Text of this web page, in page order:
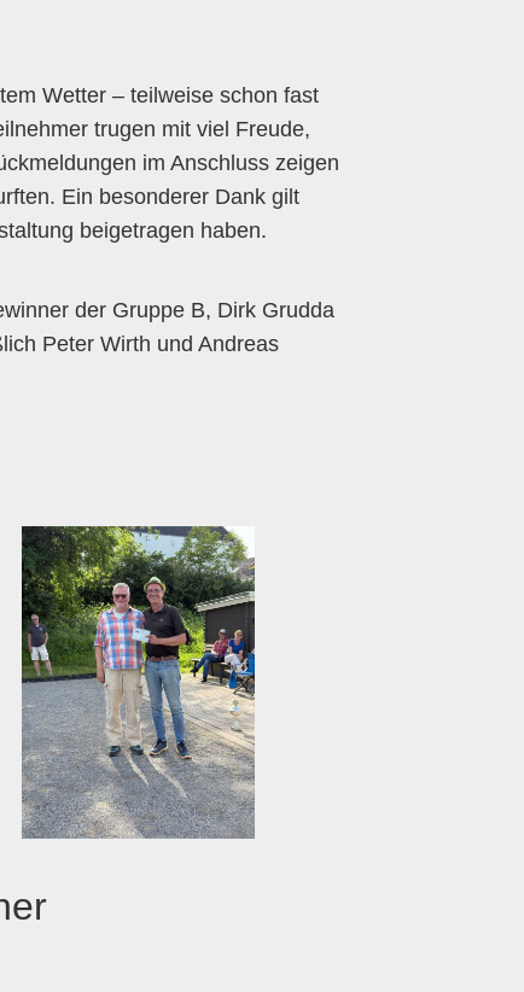
Wetter – teilweise schon fast
trugen mit viel Freude,
im Anschluss zeigen
Ein besonderer Dank gilt
beigetragen haben.
der Gruppe B, Dirk Grudda
Peter Wirth und Andreas